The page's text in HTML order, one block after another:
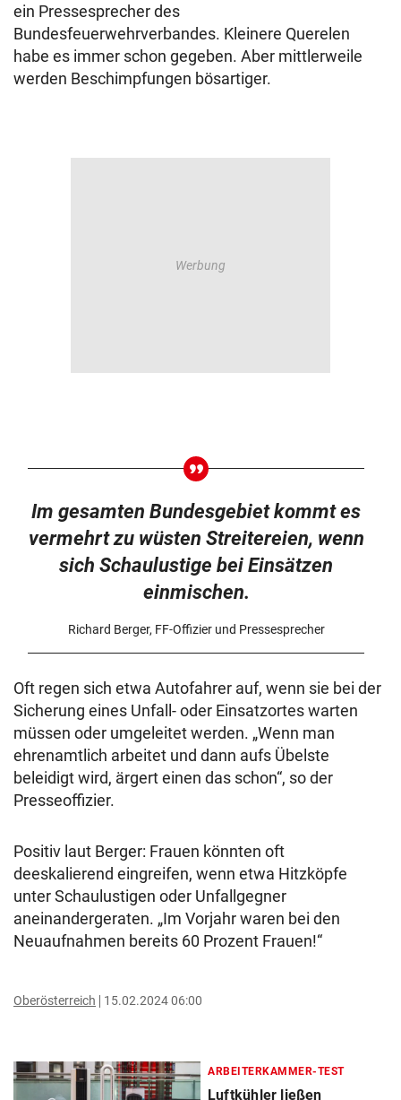
ein Pressesprecher des
Bundesfeuerwehrverbandes. Kleinere Querelen
habe es immer schon gegeben. Aber mittlerweile
werden Beschimpfungen bösartiger.
Im gesamten Bundesgebiet kommt es
vermehrt zu wüsten Streitereien, wenn
sich Schaulustige bei Einsätzen
einmischen.
Richard Berger, FF-Offizier und Pressesprecher
Oft regen sich etwa Autofahrer auf, wenn sie bei der
Sicherung eines Unfall- oder Einsatzortes warten
müssen oder umgeleitet werden. „Wenn man
ehrenamtlich arbeitet und dann aufs Übelste
beleidigt wird, ärgert einen das schon“, so der
Presseoffizier.
Positiv laut Berger: Frauen könnten oft
deeskalierend eingreifen, wenn etwa Hitzköpfe
unter Schaulustigen oder Unfallgegner
aneinandergeraten. „Im Vorjahr waren bei den
Neuaufnahmen bereits 60 Prozent Frauen!“
Oberösterreich 15.02.2024 06:00
ARBEITERKAMMER-TEST
Luftkühler ließen